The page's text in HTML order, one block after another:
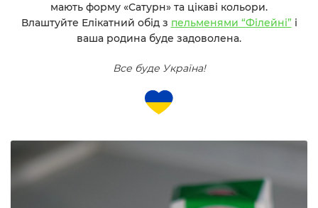
мають форму «Сатурн» та цікаві кольори.
Влаштуйте Елікатний обід з пельменями “Філейні” і
ваша родина буде задоволена.
Все буде Україна!